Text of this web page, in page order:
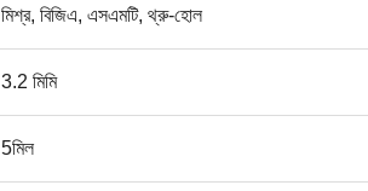
মিশ্র, বিজিএ, এসএমটি, থ্রু-হোল
3.2 মিমি
5মিল